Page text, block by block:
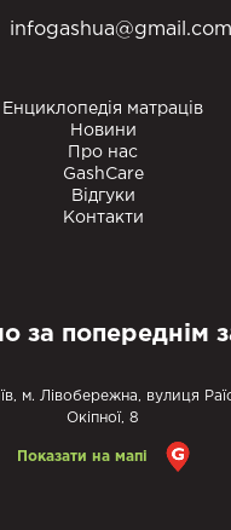
infogashua@gmail.com
Енциклопедія матраців
Новини
Про нас
GashCare
Відгуки
Контакти
за попереднім
м. Лівобережна, вулиця
Окіпної, 8
Показати на мапі